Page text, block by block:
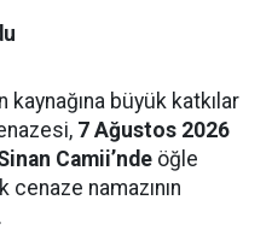
büyük katkılar
7 Ağustos 2026
Camii’nde öğle
cenaze namazının